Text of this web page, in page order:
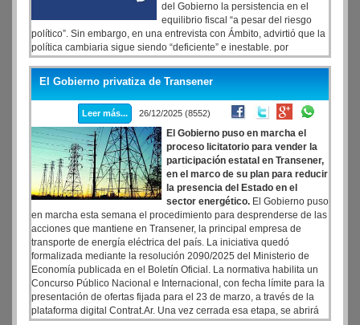
del Gobierno la persistencia en el
equilibrio fiscal “a pesar del riesgo
político”. Sin embargo, en una entrevista con Ámbito, advirtió que la
política cambiaria sigue siendo “deficiente” e inestable. por
Nazarena Lomagno. El economista señaló que el error fue creer
que las reservas llegarían “espontáneamente”, cuando el atraso del
tipo de cambio real elevó el riesgo de devaluación y frenó la
remonetización.Para Cottani, una flotación libre del dólar permitiría
resolver varios desequilibrios “de un plumazo”, aunque reconoció
un impacto inicial en inflación y salario real que sería transitorio.
Además, alertó que la estabilidad actual es “ilusoria” si no se
acumulan reservas y que el financiamiento externo no será
sostenible sin un esquema cambiario consistente.
El Gobierno privatiza de Transener
Leer más... 26/12/2025 (8552)
El Gobierno puso en marcha el
proceso licitatorio para vender la
participación estatal en Transener,
en el marco de su plan para reducir
la presencia del Estado en el
sector energético. El Gobierno puso
en marcha esta semana el procedimiento para desprenderse de las
acciones que mantiene en Transener, la principal empresa de
transporte de energía eléctrica del país. La iniciativa quedó
formalizada mediante la resolución 2090/2025 del Ministerio de
Economía publicada en el Boletín Oficial. La normativa habilita un
Concurso Público Nacional e Internacional, con fecha límite para la
presentación de ofertas fijada para el 23 de marzo, a través de la
plataforma digital Contrat.Ar. Una vez cerrada esa etapa, se abrirá